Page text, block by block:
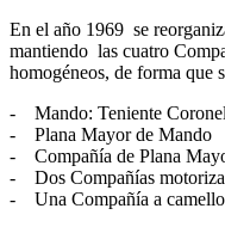
En el año 1969 se
mantiendo las cuatro
homogéneos, de forma que
- Mando: Teniente Coronel
- Plana Mayor de Mando
- Compañía de Plana
- Dos Compañías
- Una Compañía a camello